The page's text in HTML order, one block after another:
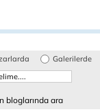
Galerilerde
bloglarında ara